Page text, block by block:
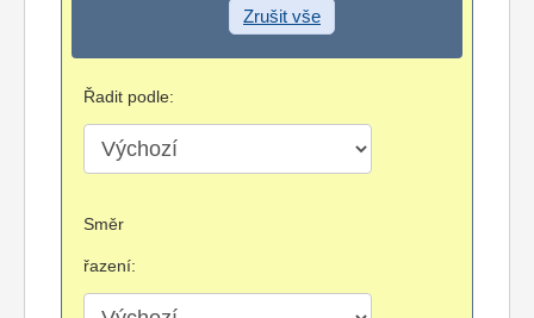
Zrušit vše
Řadit podle:
Směr
řazení: